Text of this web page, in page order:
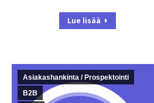
Lue lisää
Asiakashankinta / Prospektointi
B2B